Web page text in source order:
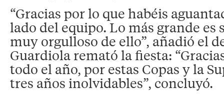
“Gracias por lo que habéis
lado del equipo. Lo más grande es
muy orgulloso de ello”, añadió el
Guardiola remató la fiesta:
todo el año, por estas Copas y la
tres años inolvidables”, concluyó.